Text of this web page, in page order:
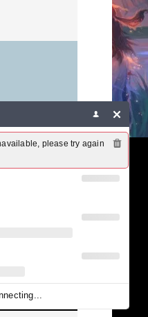
please try again